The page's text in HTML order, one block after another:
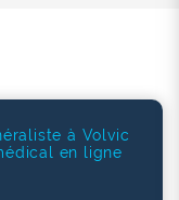
à Volvic
en ligne